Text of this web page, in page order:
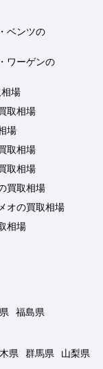
ベンツの
ワーゲンの
場
取相場
場
取相場
取相場
買取相場
オの買取相場
相場
福島県
県 群馬県
山梨県